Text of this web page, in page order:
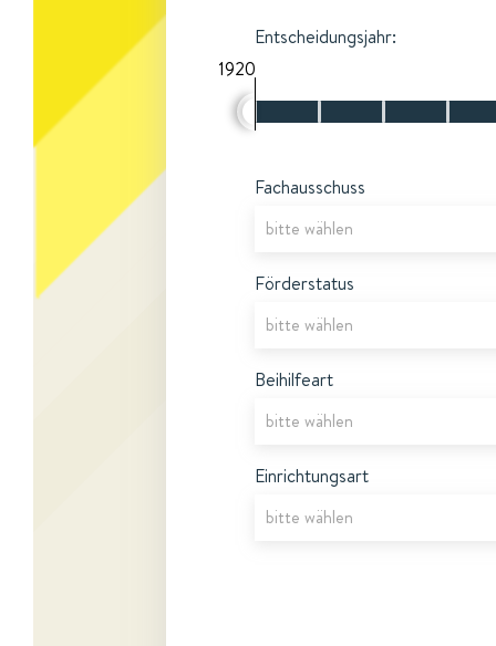
Entscheidungsjahr:
1920
Fachausschuss
Förderstatus
Beihilfeart
Einrichtungsart